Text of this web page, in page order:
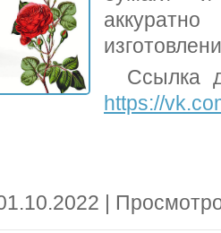
Ссылка
https://
|